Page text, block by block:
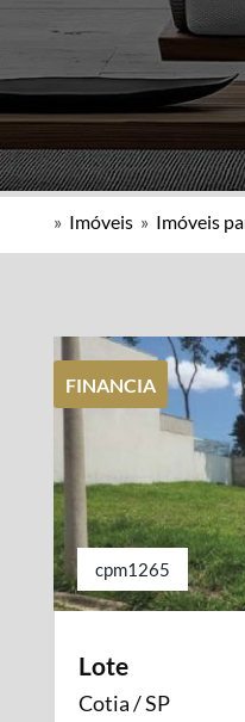
» Imóveis » Imóveis
FINANCIA
cpm1265
Lote
Cotia / SP